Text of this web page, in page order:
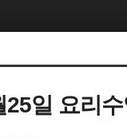
25일 요리